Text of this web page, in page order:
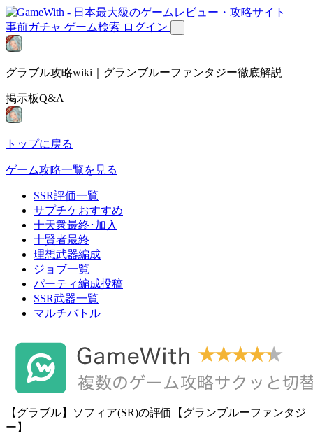
事前ガチャ ゲーム検索 ログイン
グラブル攻略wiki｜グランブルーファンタジー徹底解説
掲示板Q&A
トップに戻る
ゲーム攻略一覧を見る
SSR評価一覧
サプチケおすすめ
十天衆最終･加入
十賢者最終
理想武器編成
ジョブ一覧
パーティ編成投稿
SSR武器一覧
マルチバトル
【グラブル】ソフィア(SR)の評価【グランブルーファンタジ
ー】